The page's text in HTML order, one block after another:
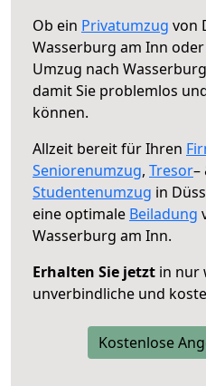
Ob ein Privatumzug von
Wasserburg am Inn
Umzug nach
damit Sie problemlos
können.
Allzeit bereit für Ihren
Seniorenumzug, Tresor–
Studentenumzug in
eine optimale Beiladung
Wasserburg am Inn.
Erhalten Sie jetzt in nur
unverbindliche und
Kostenlose